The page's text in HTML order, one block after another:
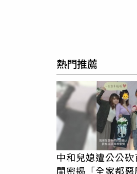
熱門推薦
中和兒媳遭公公
閨密揭「全家都